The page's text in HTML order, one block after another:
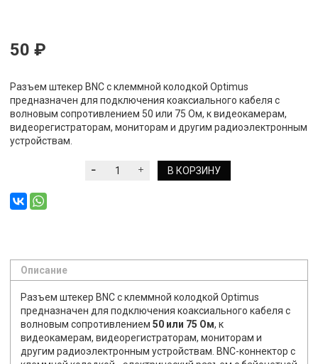
50 ₽
Разъем штекер BNC с клеммной колодкой Optimus
предназначен для подключения коаксиального кабеля c
волновым сопротивлением 50 или 75 Ом, к видеокамерам,
видеорегистраторам, мониторам и другим радиоэлектронным
устройствам.
В КОРЗИНУ
Описание
Разъем штекер BNC с клеммной колодкой Optimus
предназначен для подключения коаксиального кабеля c
волновым сопротивлением 50 или 75 Ом, к
видеокамерам, видеорегистраторам, мониторам и
другим радиоэлектронным устройствам. BNC-коннектор с